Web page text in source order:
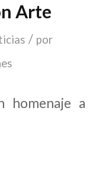
Arte
/ por
homenaje a